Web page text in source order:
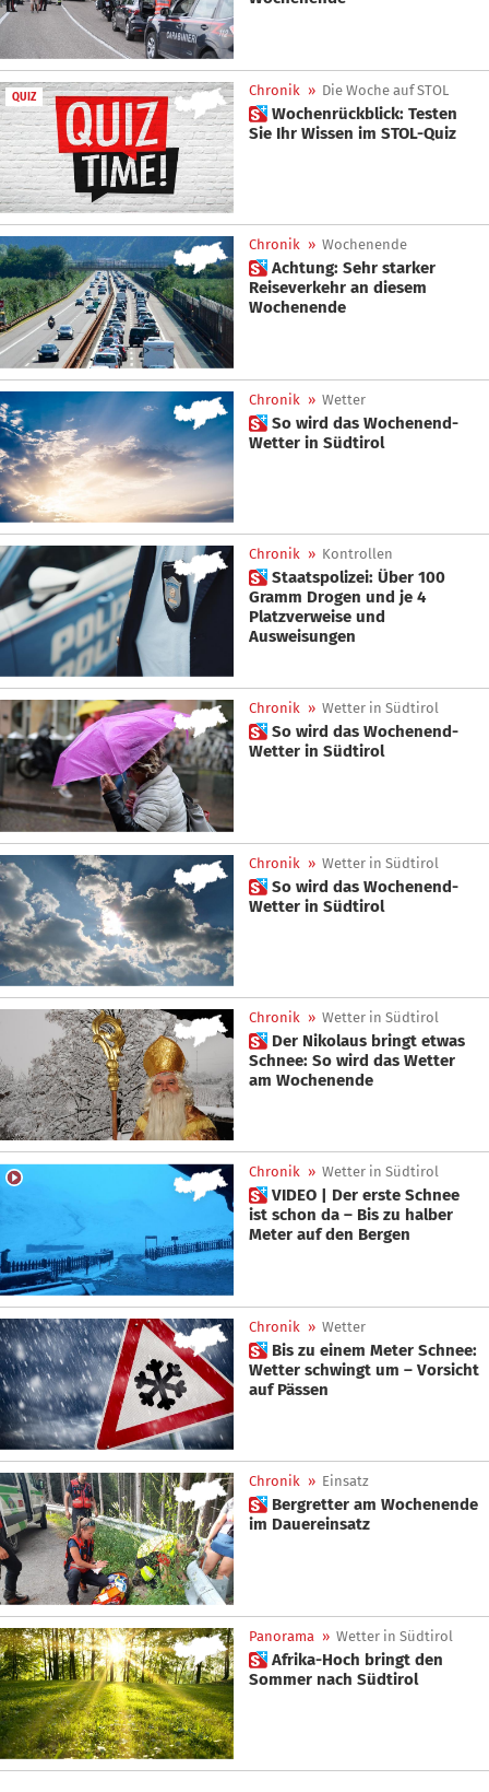
QUIZ Chronik » Die Woche auf STOL
 Wochenrückblick: Testen
Sie Ihr Wissen im STOL-Quiz
Chronik » Wochenende
 Achtung: Sehr starker
Reiseverkehr an diesem
Wochenende
Chronik » Wetter
 So wird das Wochenend-
Wetter in Südtirol
Chronik » Kontrollen
 Staatspolizei: Über 100
Gramm Drogen und je 4
Platzverweise und
Ausweisungen
Chronik » Wetter in Südtirol
 So wird das Wochenend-
Wetter in Südtirol
Chronik » Wetter in Südtirol
 So wird das Wochenend-
Wetter in Südtirol
Chronik » Wetter in Südtirol
 Der Nikolaus bringt etwas
Schnee: So wird das Wetter
am Wochenende
Chronik » Wetter in Südtirol
 VIDEO | Der erste Schnee
ist schon da – Bis zu halber
Meter auf den Bergen
Chronik » Wetter
 Bis zu einem Meter Schnee:
Wetter schwingt um – Vorsicht
auf Pässen
Chronik » Einsatz
 Bergretter am Wochenende
im Dauereinsatz
Panorama » Wetter in Südtirol
 Afrika-Hoch bringt den
Sommer nach Südtirol